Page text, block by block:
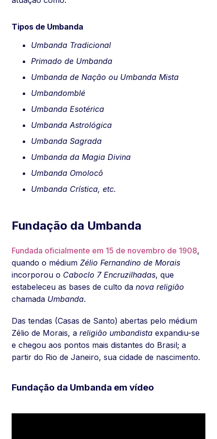
Tipos de Umbanda
Umbanda Tradicional
Primado de Umbanda
Umbanda de Nação ou Umbanda Mista
Umbandomblé
Umbanda Esotérica
Umbanda Astrológica
Umbanda Sagrada
Umbanda da Magia Divina
Umbanda Omolocô
Umbanda Crística, etc.
Fundação da Umbanda
Fundada oficialmente em 15 de novembro de 1908,
quando o médium Zélio Fernandino de Morais
incorporou o Caboclo 7 Encruzilhadas, que
estabeleceu as bases de culto da nova religião
chamada Umbanda.
Das tendas (Casas de Santo) abertas pelo médium
Zélio de Morais, a religião umbandista expandiu-se
e chegou aos pontos mais distantes do Brasil; a
partir do Rio de Janeiro, sua cidade de nascimento.
Fundação da Umbanda em vídeo